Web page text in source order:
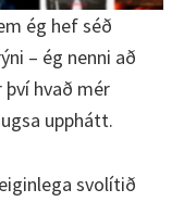
ég hef séð
– ég nenni að
hvað mér
upphátt.
svolítið